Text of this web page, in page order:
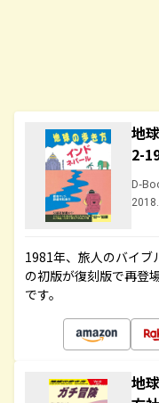
地
2-
D-
1981年、旅人のバイブ
の初版が復刻版で再
です。
地